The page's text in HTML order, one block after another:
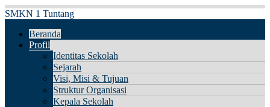
SMKN 1 Tuntang
Beranda
Profil
Identitas Sekolah
Sejarah
Visi, Misi & Tujuan
Struktur Organisasi
Kepala Sekolah